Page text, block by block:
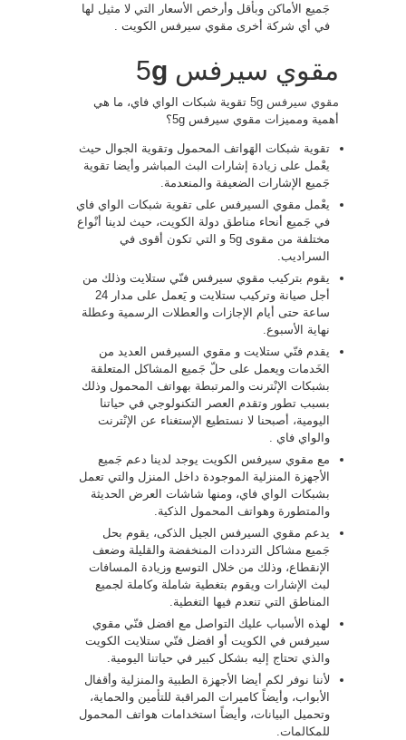
جَميع الأماكن وبأقل وأرخص الأسعار التي لا مثيل لها
في أي شركة أخرى مقوي سيرفس الكويت .
مقوي سيرفس 5 g
مقوي سيرفس 5g
تقوية شبكات الواي فاي، ما هي
أهمية ومميزات مقوي سيرفس 5g؟
تقوية شبكات الهَواتف المحمول وتقوية الجوال حيث
يعْمل على زيادة إشارات البث المباشر وأيضا تقوية
جَميع الإشارات الضعيفة والمنعدمة.
يعْمل مقوي السيرفس على تقوية شبكات الواي فاي
في جَميع أنحاء مناطق دولة الكويت، حيث لدينا أنْواع
مختلفة من مقوى 5g و التي تكون أقوى في
السراديب.
يقوم بتركيب مقوي سيرفس فنّي ستلايت وذلك من
أجل صيانة وتركيب ستلايت و يَعمل على مدار 24
ساعة حتى أيام الإجازات والعطلات الرسمية وعطلة
نهاية الأسبوع.
يقدم فنّي ستلايت و مقوي السيرفس العديد من
الخَدمات ويعمل على حلّ جَميع المشاكل المتعلقة
بشبكات الإنْترنت والمرتبطة بهواتف المحمول وذلك
بسبب تطور وتقدم العصر التكنولوجي في حياتنا
اليومية، أصبحنا لا نستطيع الإستغناء عن الإنْترنت
والواي فاي .
مع مقوي سيرفس الكويت يوجد لدينا دعم جَميع
الأجهزة المنزلية الموجودة داخل المنزل والتي تعمل
بشبكات الواي فاي، ومنها شاشات العرض الحديثة
والمتطورة وهواتف المحمول الذكية.
يدعم مقوي السيرفس الجيل الذكى، يقوم بحل
جَميع مشاكل الترددات المنخفضة والقليلة وضعف
الإنقطاع، وذلك من خلال التوسع وزيادة المسافات
لبث الإشارات ويقوم بتغطية شاملة وكاملة لجميع
المناطق التي تنعدم فيها التغطية.
لهذه الأسباب عليك التواصل مع افضل فنّي مقوي
سيرفس في الكويت أو افضل فنّي ستلايت الكويت
والذي تحتاج إليه بشكل كبير في حياتنا اليومية.
لأننا نوفر لكم أيضا الأجهزة الطبية والمنزلية وأقفال
الأبواب، وأيضاً كاميرات المراقبة للتأمين والحماية،
وتحميل البيانات، وأيضاً استخدامات هواتف المحمول
للمكالمات.